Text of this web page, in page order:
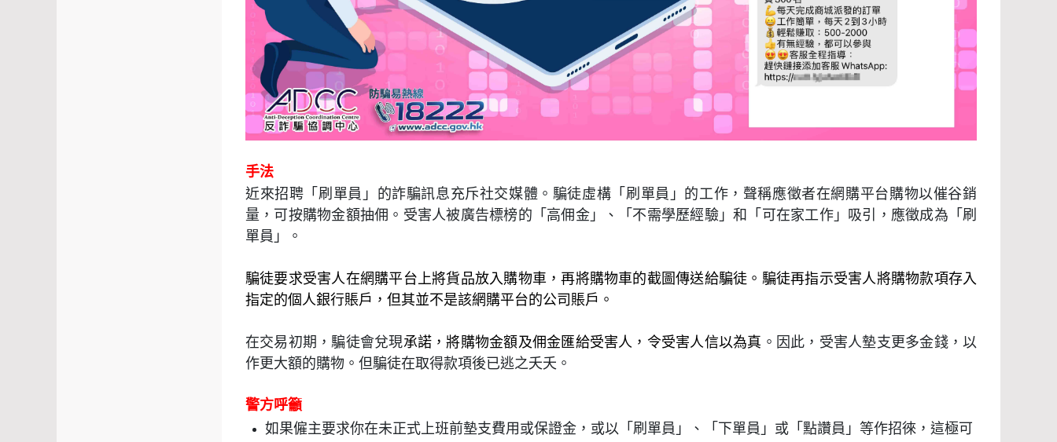
手法
近來招聘「刷單員」的詐騙訊息充斥社交媒體。騙徒虛構「刷單員」的工作，聲稱應徵者在網購平台購物以催谷銷
量，可按購物金額抽佣。受害人被廣告標榜的「高佣金」、「不需學歷經驗」和「可在家工作」吸引，應徵成為「刷
單員」。
騙徒要求受害人在網購平台上將貨品放入購物車，再將購物車的截圖傳送給騙徒。騙徒再指示受害人將購物款項存入
指定的個人銀行賬戶，但其並不是該網購平台的公司賬戶。
在交易初期，騙徒會兌現承諾，將購物金額及佣金匯給受害人，令受害人信以為真 。因此，受害人墊支更多金錢，以
作更大額的購物。但騙徒在取得款項後已逃之夭夭。
警方呼籲
如果僱主要求你在未正式上班前墊支費用或保證金，或以「刷單員」、「下單員」或「點讚員」等作招徠，這極可